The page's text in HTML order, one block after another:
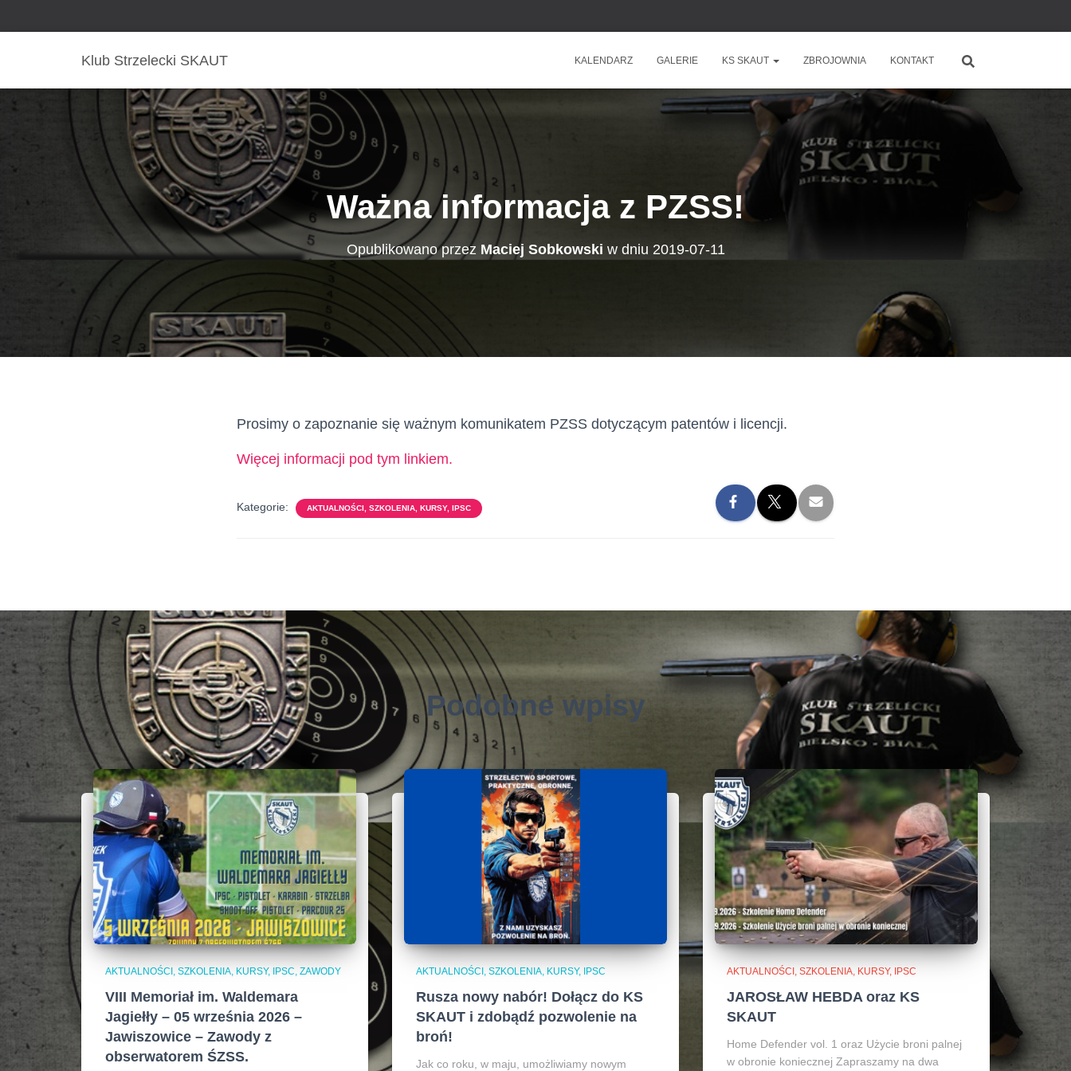
Klub Strzelecki SKAUT KALENDARZ GALERIE KS SKAUT ZBROJOWNIA KONTAKT
Ważna informacja z PZSS!
Opublikowano przez Maciej Sobkowski w dniu 2019-07-11
Prosimy o zapoznanie się ważnym komunikatem PZSS dotyczącym patentów i licencji.
Więcej informacji pod tym linkiem.
Kategorie: AKTUALNOŚCI, SZKOLENIA, KURSY, IPSC
Podobne wpisy
AKTUALNOŚCI, SZKOLENIA, KURSY, IPSC ZAWODY
VIII Memoriał im. Waldemara
Jagiełły – 05 września 2026 –
Jawiszowice – Zawody z
obserwatorem ŚZSS.
AKTUALNOŚCI, SZKOLENIA, KURSY, IPSC
Rusza nowy nabór! Dołącz do KS
SKAUT i zdobądź pozwolenie na
broń!
Jak co roku, w maju, umożliwiamy nowym
AKTUALNOŚCI, SZKOLENIA, KURSY, IPSC
JAROSŁAW HEBDA oraz KS
SKAUT
Home Defender vol. 1 oraz Użycie broni palnej
w obronie koniecznej Zapraszamy na dwa